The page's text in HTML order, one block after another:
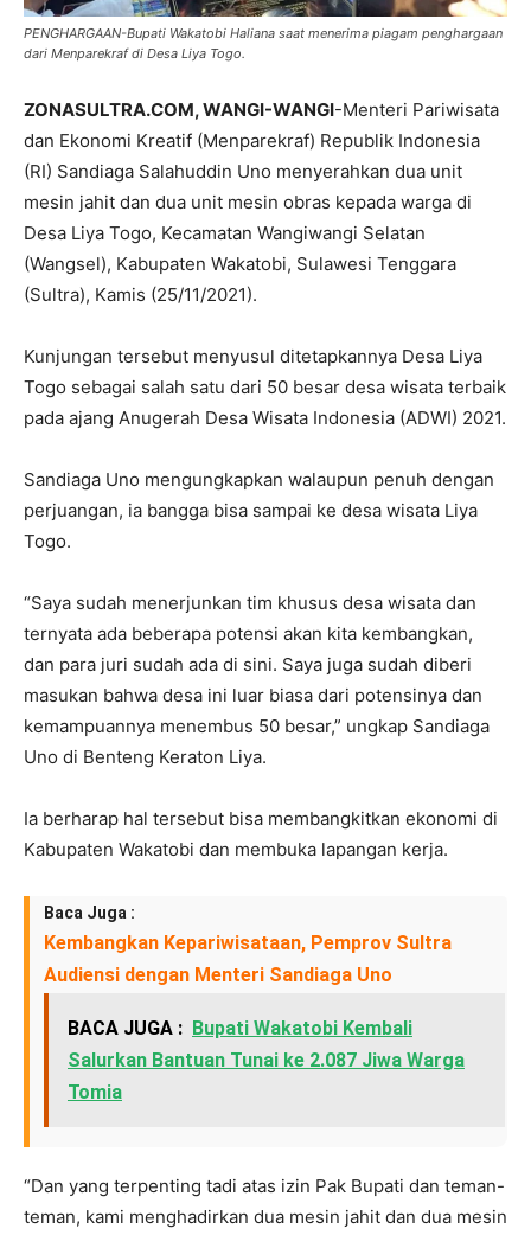
PENGHARGAAN-Bupati Wakatobi Haliana saat menerima piagam penghargaan
dari Menparekraf di Desa Liya Togo.
ZONASULTRA.COM, WANGI-WANGI-Menteri Pariwisata
dan Ekonomi Kreatif (Menparekraf) Republik Indonesia
(RI) Sandiaga Salahuddin Uno menyerahkan dua unit
mesin jahit dan dua unit mesin obras kepada warga di
Desa Liya Togo, Kecamatan Wangiwangi Selatan
(Wangsel), Kabupaten Wakatobi, Sulawesi Tenggara
(Sultra), Kamis (25/11/2021).
Kunjungan tersebut menyusul ditetapkannya Desa Liya
Togo sebagai salah satu dari 50 besar desa wisata terbaik
pada ajang Anugerah Desa Wisata Indonesia (ADWI) 2021.
Sandiaga Uno mengungkapkan walaupun penuh dengan
perjuangan, ia bangga bisa sampai ke desa wisata Liya
Togo.
“Saya sudah menerjunkan tim khusus desa wisata dan
ternyata ada beberapa potensi akan kita kembangkan,
dan para juri sudah ada di sini. Saya juga sudah diberi
masukan bahwa desa ini luar biasa dari potensinya dan
kemampuannya menembus 50 besar,” ungkap Sandiaga
Uno di Benteng Keraton Liya.
Ia berharap hal tersebut bisa membangkitkan ekonomi di
Kabupaten Wakatobi dan membuka lapangan kerja.
Baca Juga :
Kembangkan Kepariwisataan, Pemprov Sultra
Audiensi dengan Menteri Sandiaga Uno
BACA JUGA : Bupati Wakatobi Kembali
Salurkan Bantuan Tunai ke 2.087 Jiwa Warga
Tomia
“Dan yang terpenting tadi atas izin Pak Bupati dan teman-
teman, kami menghadirkan dua mesin jahit dan dua mesin